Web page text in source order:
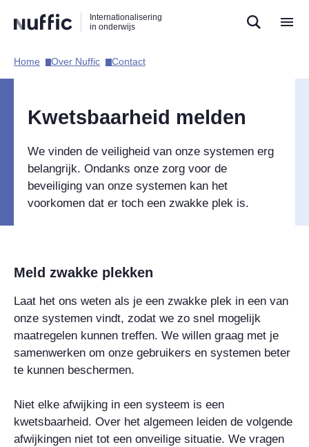
naar
zoekfunctie
naar
hoofdnavigatie
naar
inhoud
Internationalisering
in onderwijs
Hoofdnavigatie
Home​ Over Nuffic​ Contact​
Kwetsbaarheid melden
We vinden de veiligheid van onze systemen erg
belangrijk. Ondanks onze zorg voor de
beveiliging van onze systemen kan het
voorkomen dat er toch een zwakke plek is.
Meld zwakke plekken
Laat het ons weten als je een zwakke plek in een van
onze systemen vindt, zodat we zo snel mogelijk
maatregelen kunnen treffen. We willen graag met je
samenwerken om onze gebruikers en systemen beter
te kunnen beschermen.
Niet elke afwijking in een systeem is een
kwetsbaarheid. Over het algemeen leiden de volgende
afwijkingen niet tot een onveilige situatie. We vragen